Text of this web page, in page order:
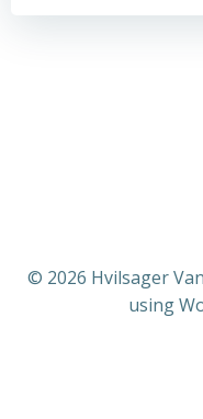
© 2026 Hvilsager
using